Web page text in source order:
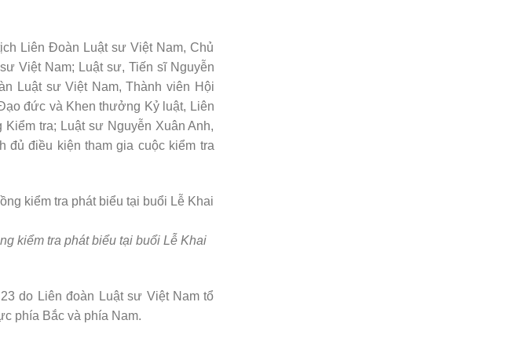
Liên Đoàn Luật sư Việt Nam, Chủ
Việt Nam; Luật sư, Tiến sĩ Nguyễn
Luật sư Việt Nam, Thành viên Hội
đức và Khen thưởng Kỷ luật, Liên
tra; Luật sư Nguyễn Xuân Anh,
đủ điều kiện tham gia cuộc kiểm tra
kiểm tra phát biểu tại buổi Lễ Khai
do Liên đoàn Luật sư Việt Nam tổ
phía Bắc và phía Nam.